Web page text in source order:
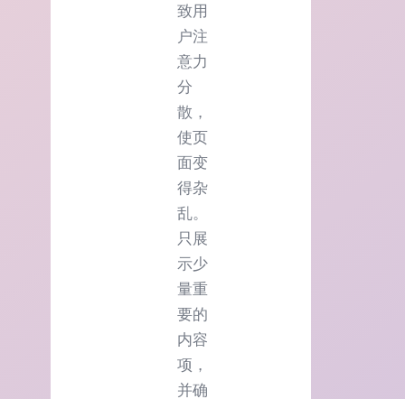
致用
户注
意力
分
散，
使页
面变
得杂
乱。
只展
示少
量重
要的
内容
项，
并确